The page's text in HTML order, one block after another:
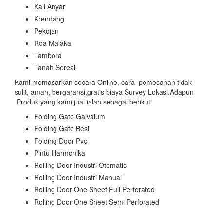
Kali Anyar
Krendang
Pekojan
Roa Malaka
Tambora
Tanah Sereal
Kami memasarkan secara Online, cara pemesanan tidak
sulit, aman, bergaransi,gratis biaya Survey Lokasi.Adapun
Produk yang kami jual ialah sebagai berikut
Folding Gate Galvalum
Folding Gate Besi
Folding Door Pvc
Pintu Harmonika
Rolling Door Industri Otomatis
Rolling Door Industri Manual
Rolling Door One Sheet Full Perforated
Rolling Door One Sheet Semi Perforated